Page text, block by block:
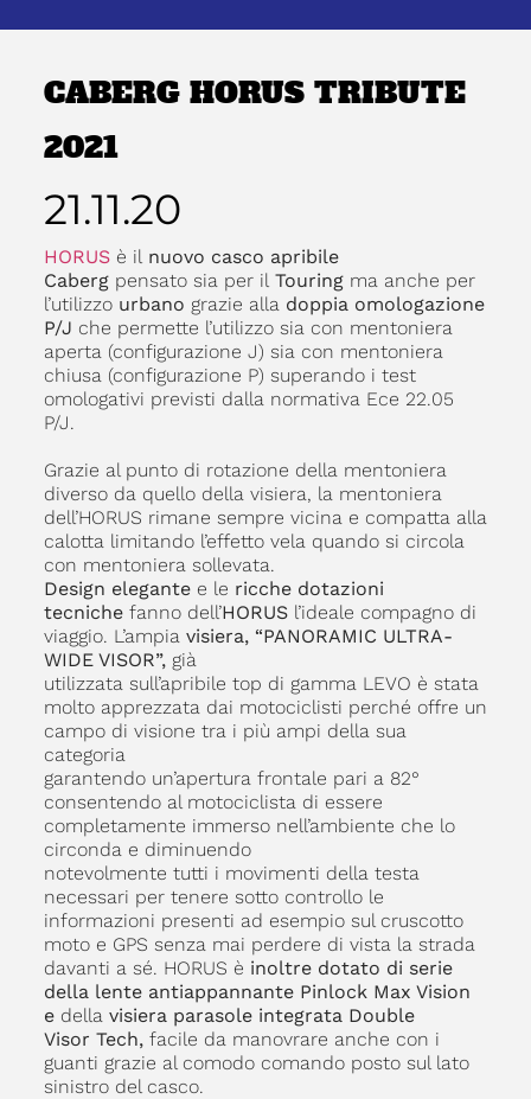
CABERG HORUS TRIBUTE
2021
21.11.20
HORUSè il nuovo casco apribile
Cabergpensato sia per il Touring ma anche per
l’utilizzourbano grazie alla doppia omologazione
P/J che permette l’utilizzo sia con mentoniera
aperta (configurazione J) sia con mentoniera
chiusa (configurazione P) superando i test
omologativi previsti dalla normativa Ece 22.05
P/J.
Grazie al punto di rotazione della mentoniera
diverso da quello della visiera, la mentoniera
dell’HORUS rimane sempre vicina e compatta alla
calotta limitando l’effetto vela quando si circola
con mentoniera sollevata.
Design elegantee le ricche dotazioni
tecnichefanno dell’HORUSl’ideale compagno di
viaggio. L’ampia visiera, “PANORAMIC ULTRA-
WIDE VISOR”,già
utilizzata sull’apribile top di gamma LEVO è stata
molto apprezzata dai motociclisti perché offre un
campo di visione tra i più ampi della sua
categoria
garantendo un’apertura frontale pari a 82°
consentendo al motociclista di essere
completamente immerso nell’ambiente che lo
circonda e diminuendo
notevolmente tutti i movimenti della testa
necessari per tenere sotto controllo le
informazioni presenti ad esempio sul cruscotto
moto e GPS senza mai perdere di vista la strada
davanti a sé. HORUS è inoltre dotato di serie
della lente antiappannante Pinlock Max Vision
e della visiera parasole integrata Double
Visor Tech,facile da manovrare anche con i
guanti grazie al comodo comando posto sul lato
sinistro del casco.